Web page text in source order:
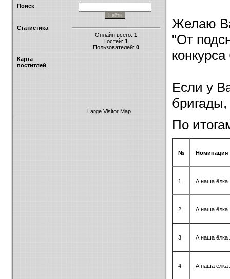
Поиск
Статистика
Онлайн всего: 1
Гостей: 1
Пользователей: 0
Карта
поститлей
Large Visitor Map
Желаю
"От
Если у
По
№ Номинация
1 А наша ёлка
2 А наша ёлка
3 А наша ёлка
4 А наша ёлка